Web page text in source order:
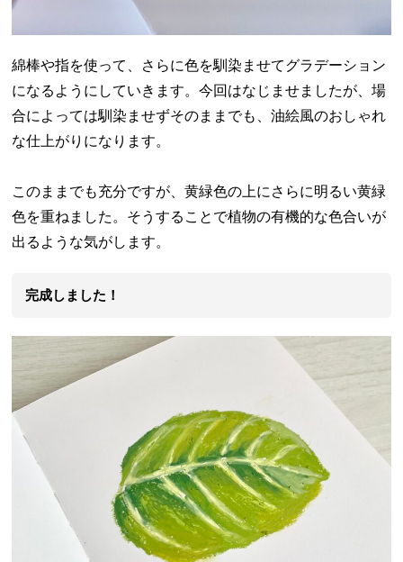
綿棒や指を使って、さらに色を馴染ませてグラデーション
になるようにしていきます。今回はなじませましたが、場
合によっては馴染ませずそのままでも、油絵風のおしゃれ
な仕上がりになります。
このままでも充分ですが、黄緑色の上にさらに明るい黄緑
色を重ねました。そうすることで植物の有機的な色合いが
出るような気がします。
完成しました！